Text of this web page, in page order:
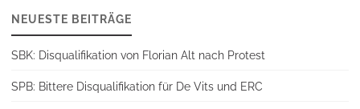
NEUESTE BEITRÄGE
SBK: Disqualifikation von Florian Alt nach Protest
SPB: Bittere Disqualifikation für De Vits und ERC